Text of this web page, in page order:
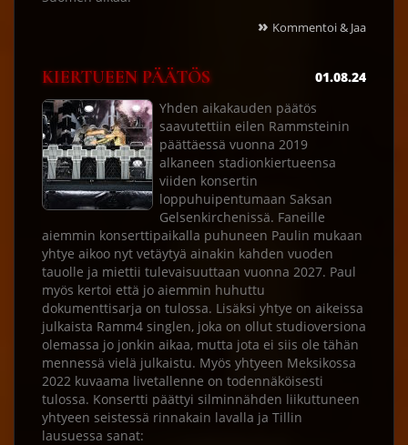
» Kommentoi & Jaa
KIERTUEEN PÄÄTÖS
01.08.24
Yhden aikakauden päätös
saavutettiin eilen Rammsteinin
päättäessä vuonna 2019
alkaneen stadionkiertueensa
viiden konsertin
loppuhuipentumaan Saksan
Gelsenkirchenissä. Faneille
aiemmin konserttipaikalla puhuneen Paulin mukaan
yhtye aikoo nyt vetäytyä ainakin kahden vuoden
tauolle ja miettii tulevaisuuttaan vuonna 2027. Paul
myös kertoi että jo aiemmin huhuttu
dokumenttisarja on tulossa. Lisäksi yhtye on aikeissa
julkaista Ramm4 singlen, joka on ollut studioversiona
olemassa jo jonkin aikaa, mutta jota ei siis ole tähän
mennessä vielä julkaistu. Myös yhtyeen Meksikossa
2022 kuvaama livetallenne on todennäköisesti
tulossa. Konsertti päättyi silminnähden liikuttuneen
yhtyeen seistessä rinnakain lavalla ja Tillin
lausuessa sanat: